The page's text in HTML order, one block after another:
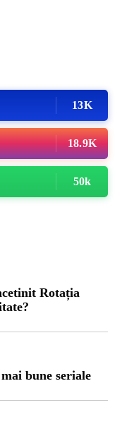
13K
18.9K
50k
Rotația
bune seriale